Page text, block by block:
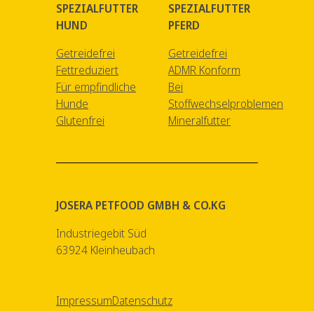
SPEZIALFUTTER
HUND
Getreidefrei
Fettreduziert
Für empfindliche
Hunde
Glutenfrei
SPEZIALFUTTER
PFERD
Getreidefrei
ADMR Konform
Bei
Stoffwechselproblemen
Mineralfutter
JOSERA PETFOOD GMBH & CO.KG
Industriegebit Süd
63924 Kleinheubach
ImpressumDatenschutz